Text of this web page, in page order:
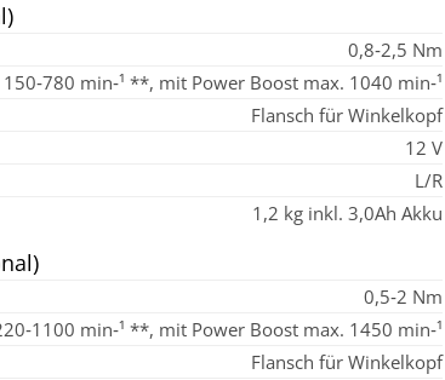
0,8‑2,5 Nm
150‑780 min‑¹ **, mit Power Boost max. 1040 min‑¹
Flansch für Winkelkopf
12 V
L/R
1,2 kg inkl. 3,0Ah Akku
0,5‑2 Nm
min‑¹ **, mit Power Boost max. 1450 min‑¹
Flansch für Winkelkopf